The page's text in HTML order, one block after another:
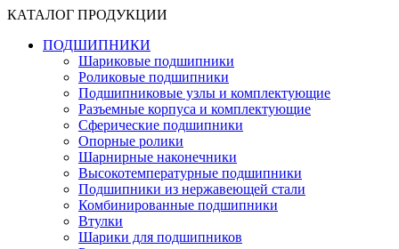
КАТАЛОГ ПРОДУКЦИИ
ПОДШИПНИКИ
Шариковые подшипники
Роликовые подшипники
Подшипниковые узлы и комплектующие
Разъемные корпуса и комплектующие
Сферические подшипники
Опорные ролики
Шарнирные наконечники
Высокотемпературные подшипники
Подшипники из нержавеющей стали
Комбинированные подшипники
Втулки
Шарики для подшипников